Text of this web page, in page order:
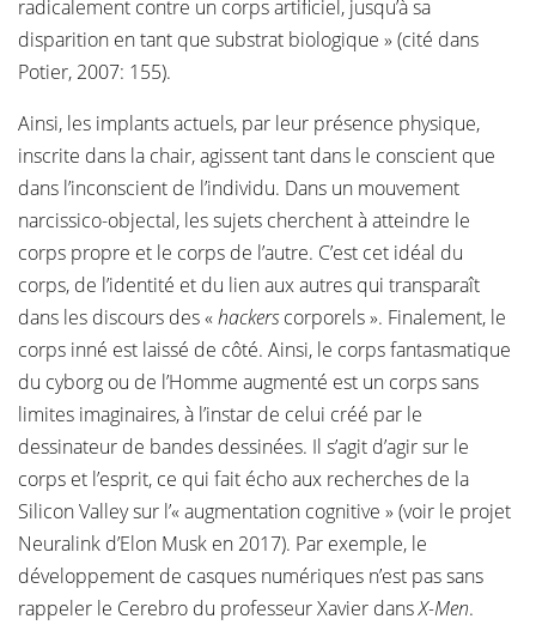
radicalement contre un corps artificiel, jusqu’à sa
disparition en tant que substrat biologique » (cité dans
Potier, 2007: 155).
Ainsi, les implants actuels, par leur présence physique,
inscrite dans la chair, agissent tant dans le conscient que
dans l’inconscient de l’individu. Dans un mouvement
narcissico-objectal, les sujets cherchent à atteindre le
corps propre et le corps de l’autre. C’est cet idéal du
corps, de l’identité et du lien aux autres qui transparaît
dans les discours des «hackerscorporels ». Finalement, le
corps inné est laissé de côté. Ainsi, le corps fantasmatique
du cyborg ou de l’Homme augmenté est un corps sans
limites imaginaires, à l’instar de celui créé par le
dessinateur de bandes dessinées. Il s’agit d’agir sur le
corps et l’esprit, ce qui fait écho aux recherches de la
Silicon Valley sur l’« augmentation cognitive » (voir le projet
Neuralink d’Elon Musk en 2017). Par exemple, le
développement de casques numériques n’est pas sans
rappeler le Cerebro du professeur Xavier dansX-Men.